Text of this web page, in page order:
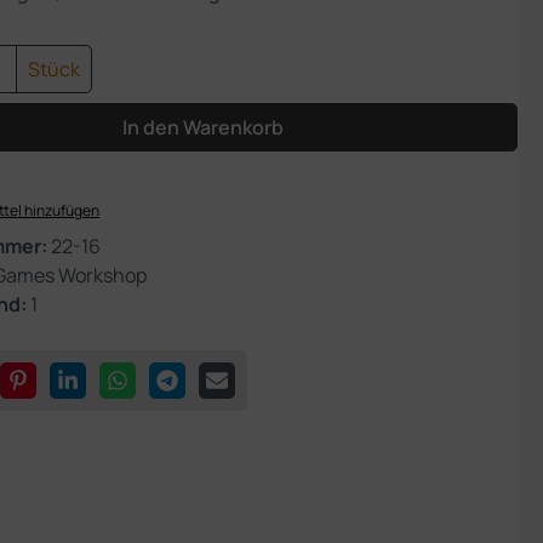
Anzahl: Gib den gewünschten Wert
Stück
In den Warenkorb
hinzufügen
22-16
Workshop
1